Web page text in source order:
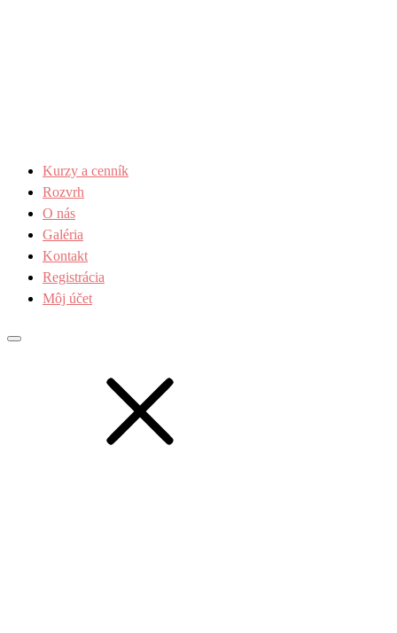
Kurzy a cenník
Rozvrh
O nás
Galéria
Kontakt
Registrácia
Môj účet